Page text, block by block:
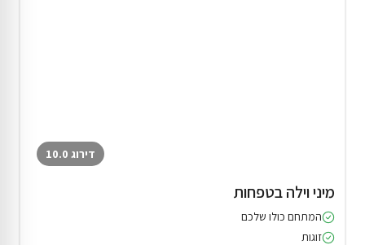
דירוג 10.0
מיני וילה בטפחות
המתחם כולו שלכם
זוגות